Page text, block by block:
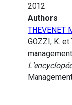
2012
Authors
THEVENET
GOZZI, K. et